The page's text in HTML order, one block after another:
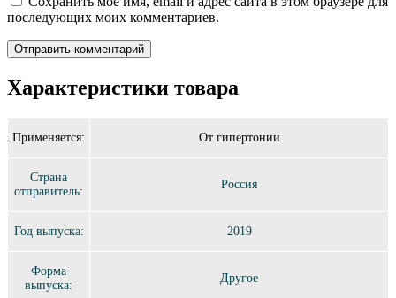
последующих моих комментариев.
Характеристики товара
Применяется: От гипертонии
Страна
отправитель:
Россия
Год выпуска: 2019
Форма
выпуска:
Другое